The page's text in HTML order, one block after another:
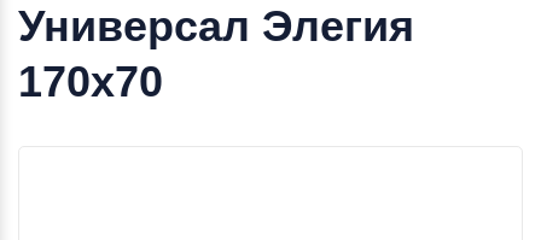
Универсал Элегия
170x70